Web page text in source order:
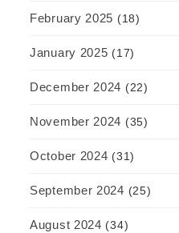
February 2025 (18)
January 2025 (17)
December 2024 (22)
November 2024 (35)
October 2024 (31)
September 2024 (25)
August 2024 (34)